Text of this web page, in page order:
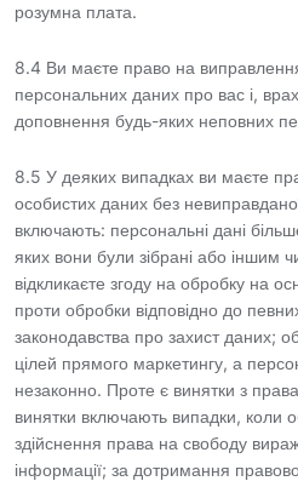
розумна плата.
8.4 Ви маєте право на
персональних даних про вас і,
доповнення будь-яких неповних
8.5 У деяких випадках ви маєте
особистих даних без
включають: персональні дані
яких вони були зібрані або іншим
відкликаєте згоду на обробку на
проти обробки відповідно до
законодавства про захист даних;
цілей прямого маркетингу, а
незаконно. Проте є винятки з
винятки включають випадки, коли
здійснення права на свободу
інформації; за дотримання